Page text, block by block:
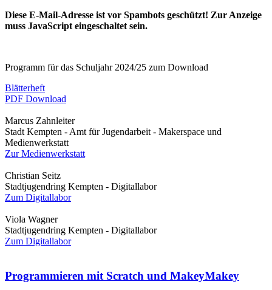
Diese E-Mail-Adresse ist vor Spambots geschützt! Zur Anzeige
muss JavaScript eingeschaltet sein.
Programm für das Schuljahr 2024/25 zum Download
Blätterheft
PDF Download
Marcus Zahnleiter
Stadt Kempten - Amt für Jugendarbeit - Makerspace und
Medienwerkstatt
Zur Medienwerkstatt
Christian Seitz
Stadtjugendring Kempten - Digitallabor
Zum Digitallabor
Viola Wagner
Stadtjugendring Kempten - Digitallabor
Zum Digitallabor
Programmieren mit Scratch und MakeyMakey